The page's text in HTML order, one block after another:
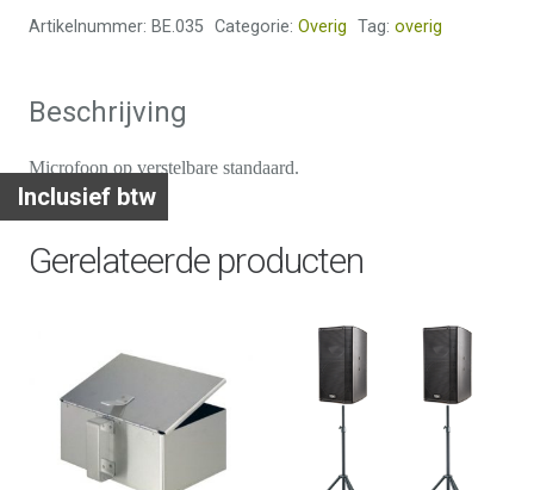
Inclusief btw
standaard
Artikelnummer: BE.035 Categorie: Overig Tag: overig
Beschrijving
Microfoon op verstelbare standaard.
Gerelateerde producten